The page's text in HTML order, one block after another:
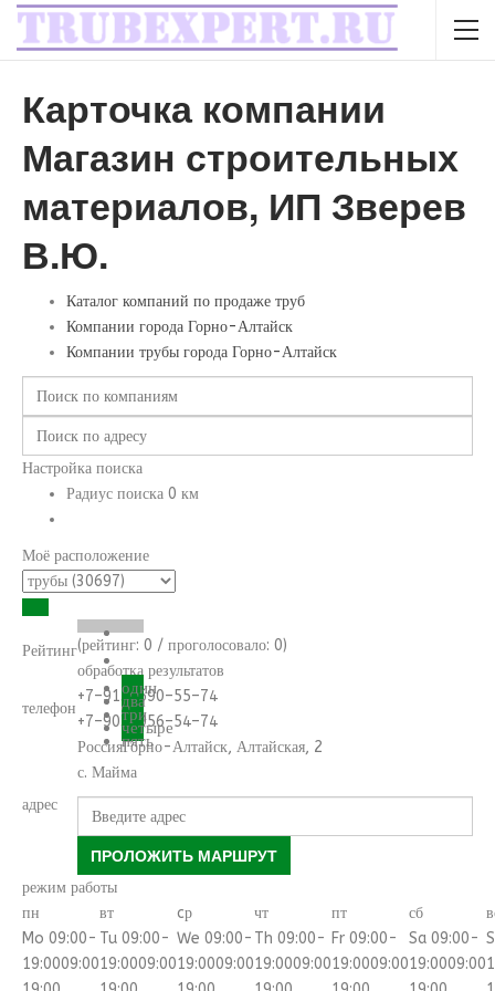
Карточка компании
Магазин строительных
материалов, ИП Зверев
В.Ю.
Каталог компаний по продаже труб
Компании города Горно-Алтайск
Компании трубы города Горно-Алтайск
Настройка поиска
Радиус поиска 0 км
Моё расположение
Рейтинг
один
два
три
четыре
пять
(рейтинг: 0 / проголосовало: 0)
обработка результатов
телефон
+7–913–690–55–74
+7–903–956–54–74
адрес
РоссияГорно-Алтайск, Алтайская, 2
с. Майма
ПРОЛОЖИТЬ МАРШРУТ
режим работы
пн
вт cр чт пт сб
Mo 09:00-
19:0009:00
Tu 09:00-
19:0009:00
We 09:00-
19:0009:00
Th 09:00-
19:0009:00
Fr 09:00-
19:0009:00
Sa 09:00-
19:0009:00